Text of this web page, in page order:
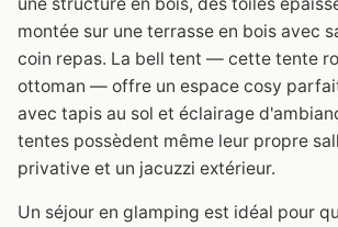
montée sur une terrasse en bois avec
coin repas. La bell tent — cette tente
ottoman — offre un espace cosy
avec tapis au sol et éclairage
tentes possèdent même leur propre
privative et un jacuzzi extérieur.
Un séjour en glamping est idéal pour